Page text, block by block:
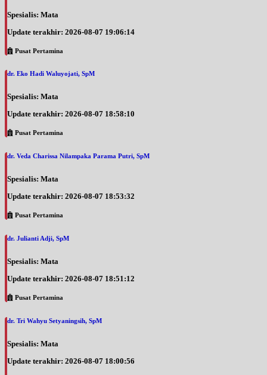
Spesialis: Mata
Update terakhir: 2026-08-07 19:06:14
Pusat Pertamina
dr. Eko Hadi Waluyojati, SpM
Spesialis: Mata
Update terakhir: 2026-08-07 18:58:10
Pusat Pertamina
dr. Veda Charissa Nilampaka Parama Putri, SpM
Spesialis: Mata
Update terakhir: 2026-08-07 18:53:32
Pusat Pertamina
dr. Julianti Adji, SpM
Spesialis: Mata
Update terakhir: 2026-08-07 18:51:12
Pusat Pertamina
dr. Tri Wahyu Setyaningsih, SpM
Spesialis: Mata
Update terakhir: 2026-08-07 18:00:56